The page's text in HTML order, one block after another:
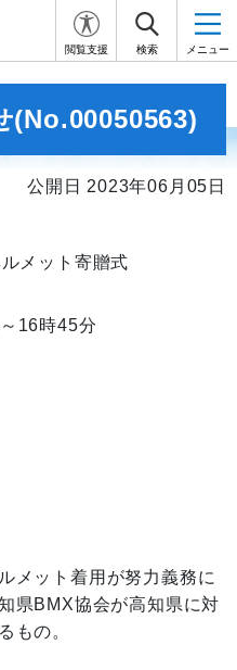
閲覧支援 検索 メニュー
(No.00050563)
公開日 2023年06月05日
メット寄贈式
16時45分
メット着用が努力義務に
県BMX協会が高知県に対
もの。